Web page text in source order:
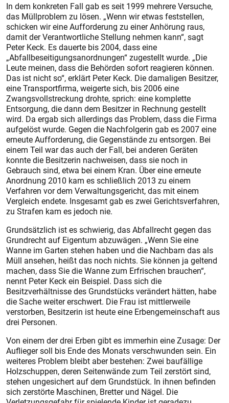
In dem konkreten Fall gab es seit 1999 mehrere Versuche,
das Müllproblem zu lösen. „Wenn wir etwas feststellen,
schicken wir eine Aufforderung zu einer Anhörung raus,
damit der Verantwortliche Stellung nehmen kann“, sagt
Peter Keck. Es dauerte bis 2004, dass eine
„Abfallbeseitigungsanordnungen“ zugestellt wurde. „Die
Leute meinen, dass die Behörden sofort reagieren können.
Das ist nicht so“, erklärt Peter Keck. Die damaligen Besitzer,
eine Transportfirma, weigerte sich, bis 2006 eine
Zwangsvollstreckung drohte, sprich: eine komplette
Entsorgung, die dann dem Besitzer in Rechnung gestellt
wird. Da ergab sich allerdings das Problem, dass die Firma
aufgelöst wurde. Gegen die Nachfolgerin gab es 2007 eine
erneute Aufforderung, die Gegenstände zu entsorgen. Bei
einem Teil war das auch der Fall, bei anderen Geräten
konnte die Besitzerin nachweisen, dass sie noch in
Gebrauch sind, etwa bei einem Kran. Über eine erneute
Anordnung 2010 kam es schließlich 2013 zu einem
Verfahren vor dem Verwaltungsgericht, das mit einem
Vergleich endete. Insgesamt gab es zwei Gerichtsverfahren,
zu Strafen kam es jedoch nie.
Grundsätzlich ist es schwierig, das Abfallrecht gegen das
Grundrecht auf Eigentum abzuwägen. „Wenn Sie eine
Wanne im Garten stehen haben und die Nachbarn das als
Müll ansehen, heißt das noch nichts. Sie können ja geltend
machen, dass Sie die Wanne zum Erfrischen brauchen“,
nennt Peter Keck ein Beispiel. Dass sich die
Besitzverhältnisse des Grundstücks verändert hätten, habe
die Sache weiter erschwert. Die Frau ist mittlerweile
verstorben, Besitzerin ist heute eine Erbengemeinschaft aus
drei Personen.
Von einem der drei Erben gibt es immerhin eine Zusage: Der
Auflieger soll bis Ende des Monats verschwunden sein. Ein
weiteres Problem bleibt aber bestehen: Zwei baufällige
Holzschuppen, deren Seitenwände zum Teil zerstört sind,
stehen ungesichert auf dem Grundstück. In ihnen befinden
sich zerstörte Maschinen, Bretter und Nägel. Die